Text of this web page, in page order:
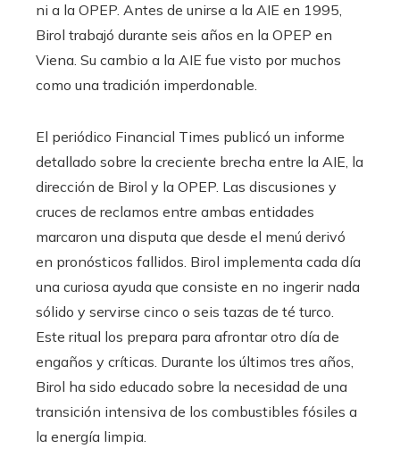
ni a la OPEP. Antes de unirse a la AIE en 1995,
Birol trabajó durante seis años en la OPEP en
Viena. Su cambio a la AIE fue visto por muchos
como una tradición imperdonable.
El periódico Financial Times publicó un informe
detallado sobre la creciente brecha entre la AIE, la
dirección de Birol y la OPEP. Las discusiones y
cruces de reclamos entre ambas entidades
marcaron una disputa que desde el menú derivó
en pronósticos fallidos. Birol implementa cada día
una curiosa ayuda que consiste en no ingerir nada
sólido y servirse cinco o seis tazas de té turco.
Este ritual los prepara para afrontar otro día de
engaños y críticas. Durante los últimos tres años,
Birol ha sido educado sobre la necesidad de una
transición intensiva de los combustibles fósiles a
la energía limpia.